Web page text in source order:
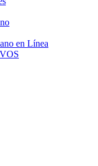
en Línea